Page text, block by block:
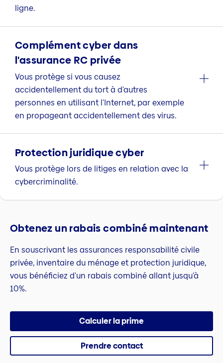
ligne.
Complément cyber dans
l'assurance RC privée
Vous protège si vous causez
accidentellement du tort à d'autres
personnes en utilisant l'Internet, par exemple
en propageant accidentellement des virus.
Protection juridique cyber
Vous protège lors de litiges en relation avec la
cybercriminalité.
Obtenez un rabais combiné maintenant
En souscrivant les assurances responsabilité civile
privée, inventaire du ménage et protection juridique,
vous bénéficiez d'un rabais combiné allant jusqu'à
10%.
Calculer la prime
Prendre contact